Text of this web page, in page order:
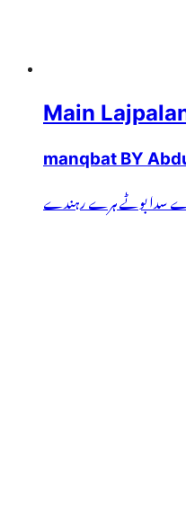
Main
manqbat BY
دے سدا بوٹے ہرے رہندے